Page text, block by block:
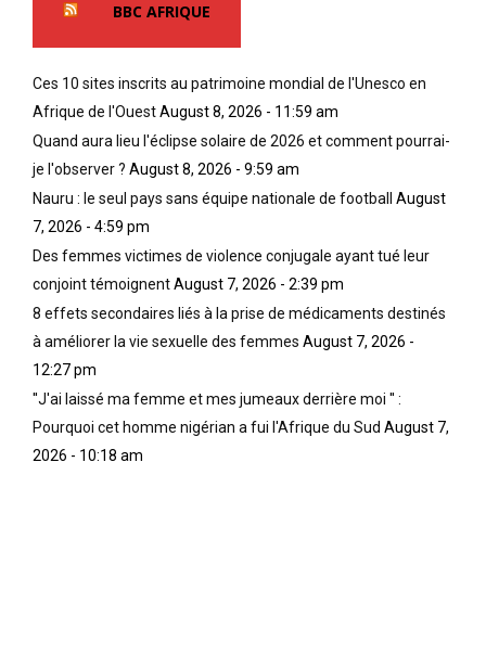
BBC AFRIQUE
Ces 10 sites inscrits au patrimoine mondial de l'Unesco en
Afrique de l'OuestAugust 8, 2026 - 11:59 am
Quand aura lieu l'éclipse solaire de 2026 et comment pourrai-
je l'observer ? August 8, 2026 - 9:59 am
Nauru : le seul pays sans équipe nationale de football
August
7, 2026 - 4:59 pm
Des femmes victimes de violence conjugale ayant tué leur
conjoint témoignentAugust 7, 2026 - 2:39 pm
8 effets secondaires liés à la prise de médicaments destinés
à améliorer la vie sexuelle des femmes August 7, 2026 -
12:27 pm
''J'ai laissé ma femme et mes jumeaux derrière moi '' :
Pourquoi cet homme nigérian a fui l'Afrique du Sud August 7,
2026 - 10:18 am